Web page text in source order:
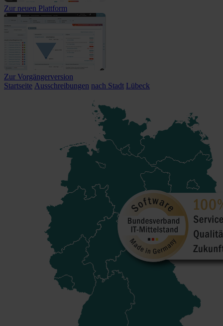
Zur neuen Plattform
Zur Vorgängerversion
Startseite Ausschreibungen nach Stadt Lübeck